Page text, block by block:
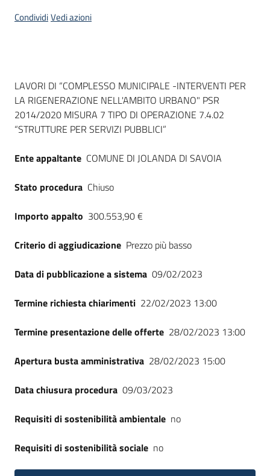
CondividiVedi azioni
Dati del bando
LAVORI DI “COMPLESSO MUNICIPALE -INTERVENTI PER
LA RIGENERAZIONE NELL'AMBITO URBANO" PSR
2014/2020 MISURA 7 TIPO DI OPERAZIONE 7.4.02
“STRUTTURE PER SERVIZI PUBBLICI”
Ente appaltante COMUNE DI JOLANDA DI SAVOIA
Stato procedura Chiuso
Importo appalto 300.553,90 €
Criterio di aggiudicazione Prezzo più basso
Data di pubblicazione a sistema 09/02/2023
Termine richiesta chiarimenti 22/02/2023 13:00
Termine presentazione delle offerte 28/02/2023 13:00
Apertura busta amministrativa 28/02/2023 15:00
Data chiusura procedura 09/03/2023
Requisiti di sostenibilità ambientale no
Requisiti di sostenibilità sociale no